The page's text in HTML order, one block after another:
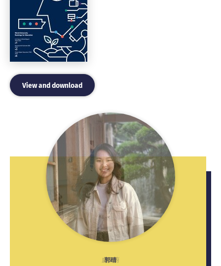
View and download
黃子傑
林陶傑
郭晴
盧沅蔚